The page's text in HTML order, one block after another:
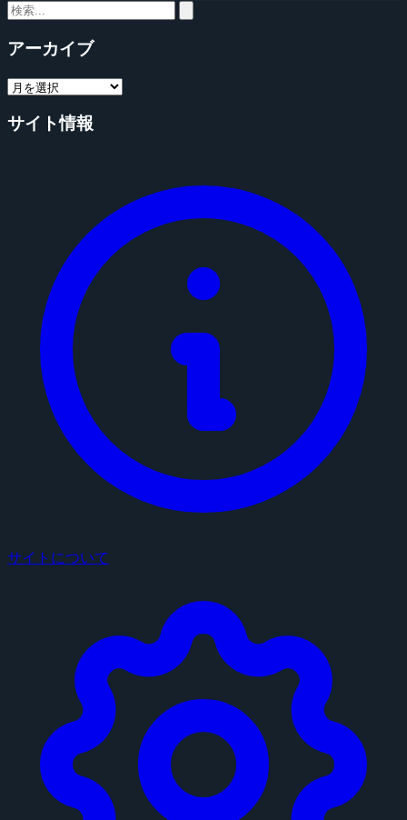
アーカイブ
サイト情報
サイトについて